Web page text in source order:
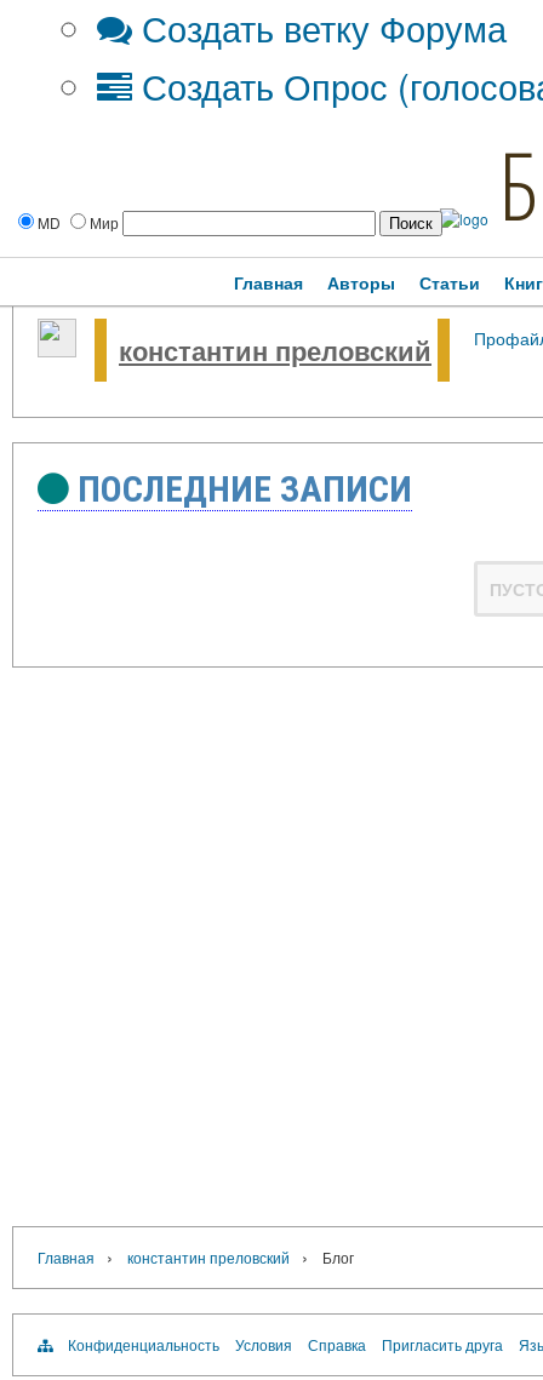
Создать ветку Форума
Создать Опрос
MD Мир
Главная Авторы Статьи
константин преловский
ПОСЛЕДНИЕ ЗАПИСИ
Главная › константин преловский › Блог
Конфиденциальность Условия Справка Пригласить друга